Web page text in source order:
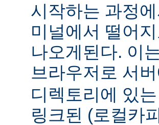
시작하는 과정
미널에서 떨어
나오게된다. 이
브라우저로 서
디렉토리에 있
링크된 (로컬카